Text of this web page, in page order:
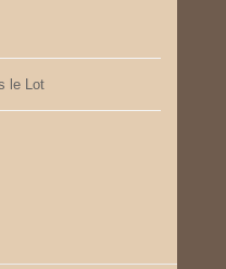
le Lot